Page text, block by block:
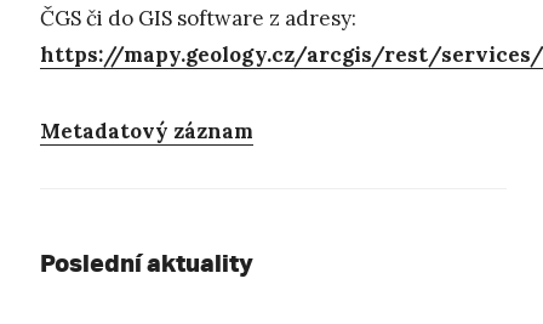
ČGS či do GIS software z adresy:
https://mapy.geology.cz/arcgis/rest/
Metadatový záznam
Poslední aktuality